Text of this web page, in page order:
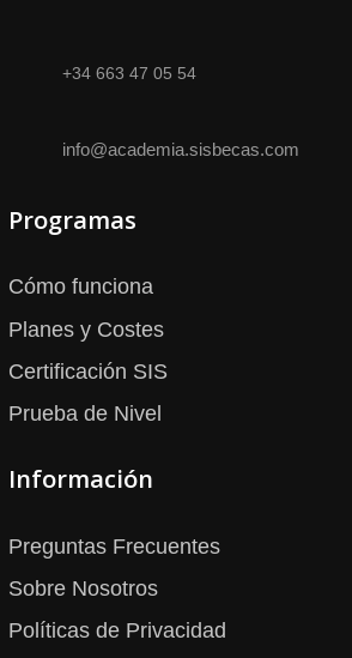
+34 663 47 05 54
info@academia.sisbecas.com
Programas
Cómo funciona
Planes y Costes
Certificación SIS
Prueba de Nivel
Información
Preguntas Frecuentes
Sobre Nosotros
Políticas de Privacidad